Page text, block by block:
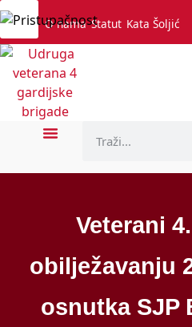
O nama Statut Kata Šoljić
Veterani
obilježavanju
osnutka SJP